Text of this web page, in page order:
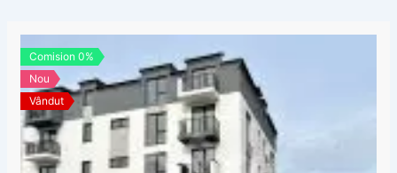
Comision 0%
Nou
Vândut